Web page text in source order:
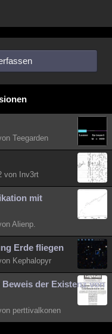
Teegarden
von Inv3rt
mit
Alienp.
Erde fliegen
Kephalopyr
der Existenz von
perttivalkonen